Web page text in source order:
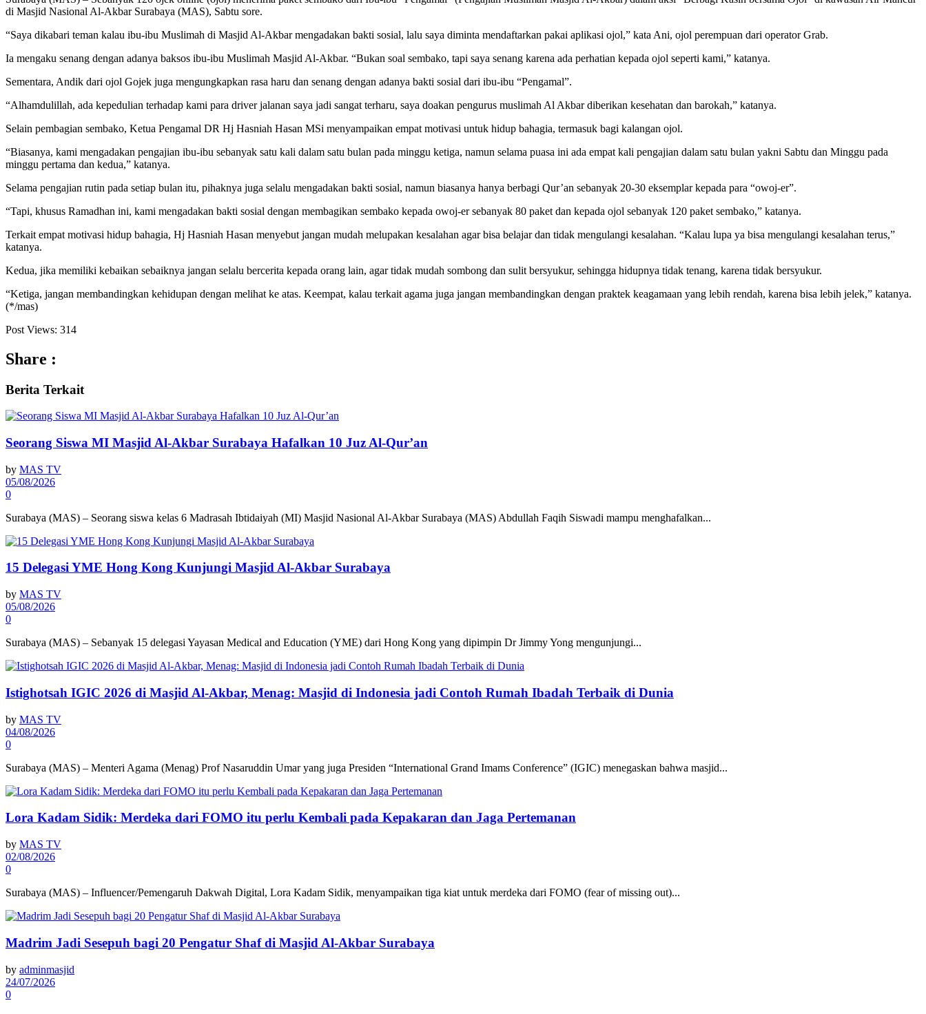
di Masjid Nasional Al-Akbar Surabaya (MAS), Sabtu sore.
“Saya dikabari teman kalau ibu-ibu Muslimah di Masjid Al-Akbar mengadakan bakti sosial, lalu saya diminta mendaftarkan pakai aplikasi ojol,” kata Ani, ojol perempuan dari operator Grab.
Ia mengaku senang dengan adanya baksos ibu-ibu Muslimah Masjid Al-Akbar. “Bukan soal sembako, tapi saya senang karena ada perhatian kepada ojol seperti kami,” katanya.
Sementara, Andik dari ojol Gojek juga mengungkapkan rasa haru dan senang dengan adanya bakti sosial dari ibu-ibu “Pengamal”.
“Alhamdulillah, ada kepedulian terhadap kami para driver jalanan saya jadi sangat terharu, saya doakan pengurus muslimah Al Akbar diberikan kesehatan dan barokah,” katanya.
Selain pembagian sembako, Ketua Pengamal DR Hj Hasniah Hasan MSi menyampaikan empat motivasi untuk hidup bahagia, termasuk bagi kalangan ojol.
“Biasanya, kami mengadakan pengajian ibu-ibu sebanyak satu kali dalam satu bulan pada minggu ketiga, namun selama puasa ini ada empat kali pengajian dalam satu bulan yakni Sabtu dan Minggu pada
minggu pertama dan kedua,” katanya.
Selama pengajian rutin pada setiap bulan itu, pihaknya juga selalu mengadakan bakti sosial, namun biasanya hanya berbagi Qur’an sebanyak 20-30 eksemplar kepada para “owoj-er”.
“Tapi, khusus Ramadhan ini, kami mengadakan bakti sosial dengan membagikan sembako kepada owoj-er sebanyak 80 paket dan kepada ojol sebanyak 120 paket sembako,” katanya.
Terkait empat motivasi hidup bahagia, Hj Hasniah Hasan menyebut jangan mudah melupakan kesalahan agar bisa belajar dan tidak mengulangi kesalahan. “Kalau lupa ya bisa mengulangi kesalahan terus,”
katanya.
Kedua, jika memiliki kebaikan sebaiknya jangan selalu bercerita kepada orang lain, agar tidak mudah sombong dan sulit bersyukur, sehingga hidupnya tidak tenang, karena tidak bersyukur.
“Ketiga, jangan membandingkan kehidupan dengan melihat ke atas. Keempat, kalau terkait agama juga jangan membandingkan dengan praktek keagamaan yang lebih rendah, karena bisa lebih jelek,” katanya.
(*/mas)
Post Views: 314
Share :
Berita Terkait
Seorang Siswa MI Masjid Al-Akbar Surabaya Hafalkan 10 Juz Al-Qur’an
by MAS TV
05/08/2026
0
Surabaya (MAS) – Seorang siswa kelas 6 Madrasah Ibtidaiyah (MI) Masjid Nasional Al-Akbar Surabaya (MAS) Abdullah Faqih Siswadi mampu menghafalkan...
15 Delegasi YME Hong Kong Kunjungi Masjid Al-Akbar Surabaya
by MAS TV
05/08/2026
0
Surabaya (MAS) – Sebanyak 15 delegasi Yayasan Medical and Education (YME) dari Hong Kong yang dipimpin Dr Jimmy Yong mengunjungi...
Istighotsah IGIC 2026 di Masjid Al-Akbar, Menag: Masjid di Indonesia jadi Contoh Rumah Ibadah Terbaik di Dunia
by MAS TV
04/08/2026
0
Surabaya (MAS) – Menteri Agama (Menag) Prof Nasaruddin Umar yang juga Presiden “International Grand Imams Conference” (IGIC) menegaskan bahwa masjid...
Lora Kadam Sidik: Merdeka dari FOMO itu perlu Kembali pada Kepakaran dan Jaga Pertemanan
by MAS TV
02/08/2026
0
Surabaya (MAS) – Influencer/Pemengaruh Dakwah Digital, Lora Kadam Sidik, menyampaikan tiga kiat untuk merdeka dari FOMO (fear of missing out)...
Madrim Jadi Sesepuh bagi 20 Pengatur Shaf di Masjid Al-Akbar Surabaya
by adminmasjid
24/07/2026
0